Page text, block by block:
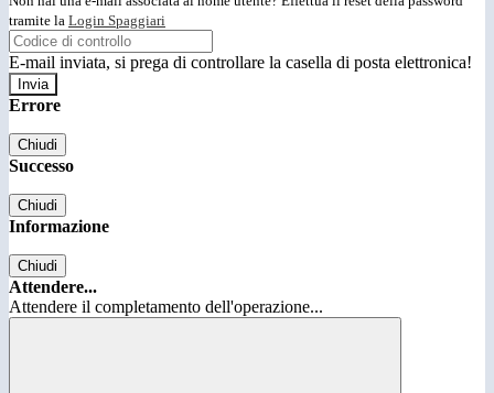
tramite la Login Spaggiari
E-mail inviata, si prega di controllare la casella di posta elettronica!
Errore
Chiudi
Successo
Chiudi
Informazione
Chiudi
Attendere...
Attendere il completamento dell'operazione...